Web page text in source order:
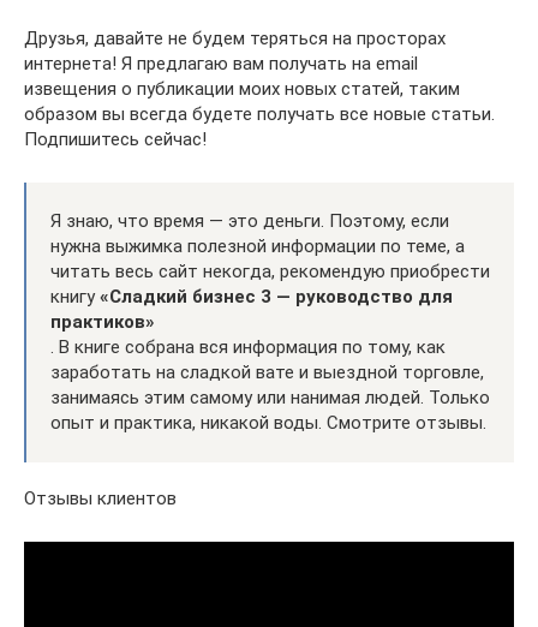
Друзья, давайте не будем теряться на просторах
интернета! Я предлагаю вам получать на email
извещения о публикации моих новых статей, таким
образом вы всегда будете получать все новые статьи.
Подпишитесь сейчас!
Я знаю, что время — это деньги. Поэтому, если
нужна выжимка полезной информации по теме, а
читать весь сайт некогда, рекомендую приобрести
книгу«Сладкий бизнес 3 — руководство для
практиков»
. В книге собрана вся информация по тому, как
заработать на сладкой вате и выездной торговле,
занимаясь этим самому или нанимая людей. Только
опыт и практика, никакой воды. Смотрите отзывы.
Отзывы клиентов